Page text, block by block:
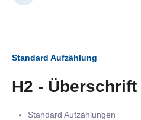
Standard Aufzählung
H2 - Überschrift
Standard Aufzählungen